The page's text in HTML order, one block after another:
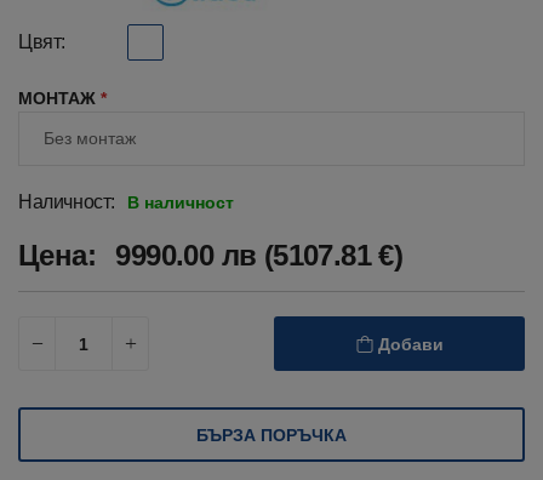
Цвят:
МОНТАЖ *
Наличност: В наличност
Цена: 9990.00 лв (5107.81 €)
Добави
БЪРЗА ПОРЪЧКА